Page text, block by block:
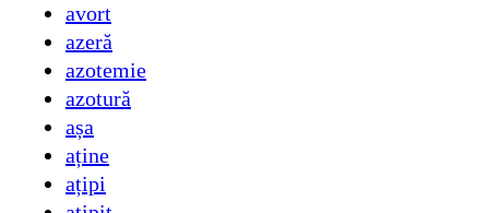
avort
azeră
azotemie
azotură
așa
aține
ațipi